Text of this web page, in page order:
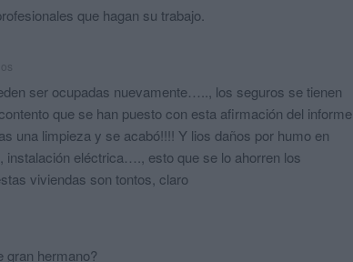
que hagan su trabajo.
ser ocupadas nuevamente….., los seguros se tienen
que se han puesto con esta afirmación del informe
una limpieza y se acabó!!!! Y lios daños por humo en
instalación eléctrica…., esto que se lo ahorren los
viviendas son tontos, claro
gran hermano?